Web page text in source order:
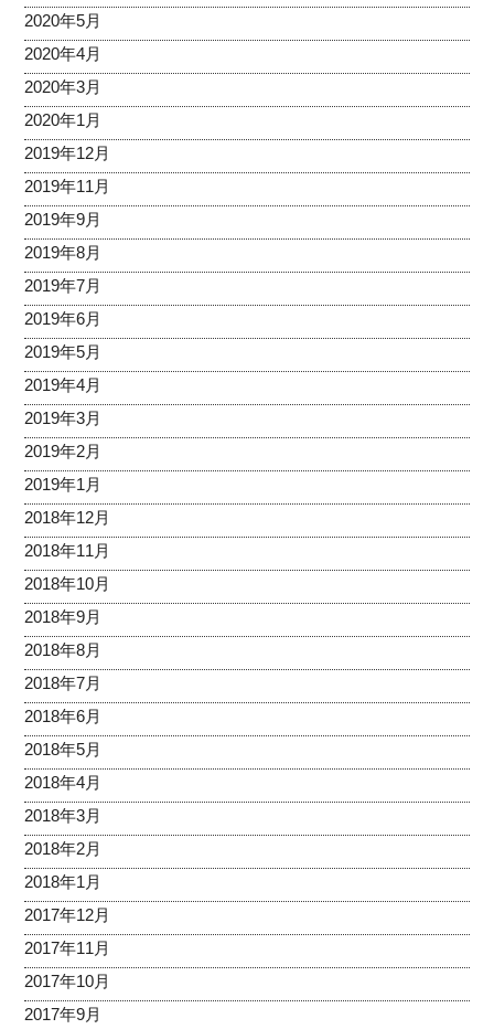
2020年5月
2020年4月
2020年3月
2020年1月
2019年12月
2019年11月
2019年9月
2019年8月
2019年7月
2019年6月
2019年5月
2019年4月
2019年3月
2019年2月
2019年1月
2018年12月
2018年11月
2018年10月
2018年9月
2018年8月
2018年7月
2018年6月
2018年5月
2018年4月
2018年3月
2018年2月
2018年1月
2017年12月
2017年11月
2017年10月
2017年9月